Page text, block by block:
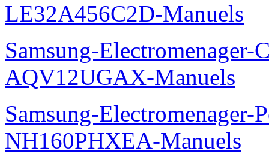
LE32A456C2D-Manuels
Samsung-Electromenager-
AQV12UGAX-Manuels
Samsung-
NH160PHXEA-Manuels